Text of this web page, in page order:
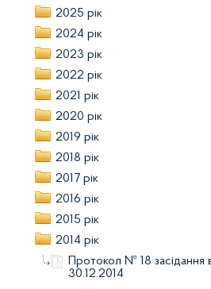
2025 рік
2024 рік
2023 рік
2022 рік
2021 рік
2020 рік
2019 рік
2018 рік
2017 рік
2016 рік
2015 рік
2014 рік
Протокол № 18 засідання
30.12.2014